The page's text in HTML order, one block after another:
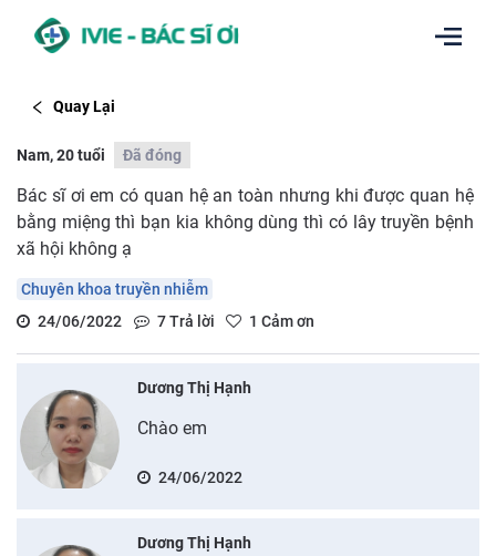
Quay Lại
Nam, 20 tuổi Đã đóng
Bác sĩ ơi em có quan hệ an toàn nhưng khi được quan hệ
bằng miệng thì bạn kia không dùng thì có lây truyền bệnh
xã hội không ạ
Chuyên khoa truyền nhiễm
24/06/2022
7Trả lời 1 Cảm ơn
Dương Thị Hạnh
Chào em
24/06/2022
Dương Thị Hạnh